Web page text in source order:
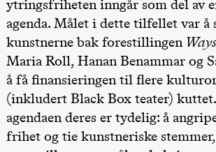
Store scene
(Black Box
teater)
Lørdag 26. september
19.00
Rosalind
Ornate
Saturation
Store scene
(Black Box
teater)
agenda. Målet i dette tilfellet var å
kunstnerne bak forestillingen
Maria Roll, Hanan Benammar og
å få finansieringen til flere
(inkludert Black Box teater)
agendaen deres er tydelig: å
frihet og tie kunstneriske